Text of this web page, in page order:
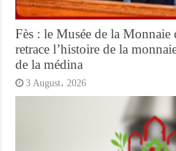
Fès : le Musée de la
retrace l’histoire de la
de la médina
3 August، 2026